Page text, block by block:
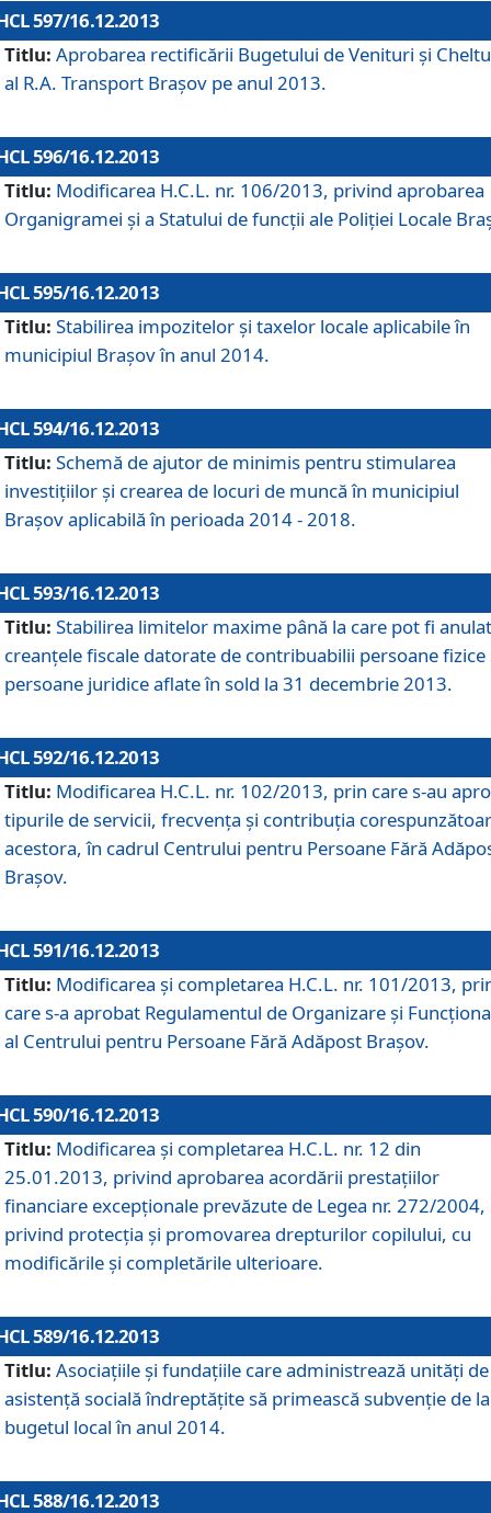
597/16.12.2013
Titlu: Aprobarea rectificării Bugetului de Venituri şi
al R.A. Transport Braşov pe anul 2013.
596/16.12.2013
Titlu: Modificarea H.C.L. nr. 106/2013, privind aprobarea
Organigramei şi a Statului de funcţii ale Poliţiei Locale
595/16.12.2013
Titlu: Stabilirea impozitelor şi taxelor locale aplicabile în
municipiul Braşov în anul 2014.
594/16.12.2013
Titlu: Schemă de ajutor de minimis pentru stimularea
investiţiilor şi crearea de locuri de muncă în municipiul
Braşov aplicabilă în perioada 2014 - 2018.
593/16.12.2013
Titlu: Stabilirea limitelor maxime până la care pot fi
creanţele fiscale datorate de contribuabilii persoane fizice
persoane juridice aflate în sold la 31 decembrie 2013.
592/16.12.2013
Titlu: Modificarea H.C.L. nr. 102/2013, prin care s-au
tipurile de servicii, frecvenţa şi contribuţia
acestora, în cadrul Centrului pentru Persoane Fără
Braşov.
591/16.12.2013
Titlu: Modificarea şi completarea H.C.L. nr. 101/2013,
care s-a aprobat Regulamentul de Organizare şi
al Centrului pentru Persoane Fără Adăpost Braşov.
590/16.12.2013
Titlu: Modificarea şi completarea H.C.L. nr. 12 din
25.01.2013, privind aprobarea acordării prestaţiilor
financiare excepţionale prevăzute de Legea nr. 272/2004,
privind protecţia şi promovarea drepturilor copilului, cu
modificările şi completările ulterioare.
589/16.12.2013
Titlu: Asociaţiile şi fundaţiile care administrează unităţi de
asistenţă socială îndreptăţite să primească subvenţie de la
bugetul local în anul 2014.
588/16.12.2013